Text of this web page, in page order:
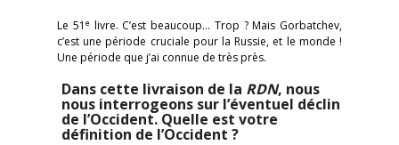
Le 51 elivre. C’est beaucoup… Trop ? Mais Gorbatchev,
c’est une période cruciale pour la Russie, et le monde !
Une période que j’ai connue de très près.
Dans cette livraison de la RDN, nous
nous interrogeons sur l’éventuel déclin
de l’Occident. Quelle est votre
définition de l’Occident ?